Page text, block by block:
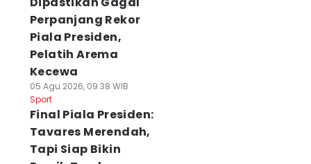
Perpanjang Rekor
Piala Presiden,
Pelatih Arema
Kecewa
05 Agu 2026, 09:38 WIB
Sport
Final Piala Presiden:
Tavares Merendah,
Tapi Siap Bikin